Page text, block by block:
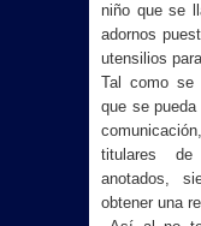
niño que se
adornos
utensilios
Tal como se
que se
titulares de
anotados,
obtener una